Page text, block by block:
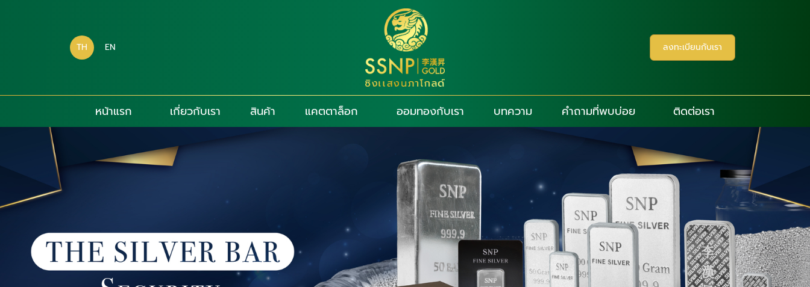
TH EN ลงทะเบียนกับเรา
หน้าแรก เกี่ยวกับเรา สินค้า แคตตาล็อก ออมทองกับเรา บทความ คำถามที่พบบ่อย ติดต่อเรา